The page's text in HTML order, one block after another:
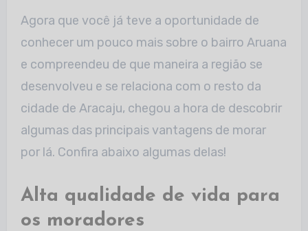
Agora que você já teve a oportunidade de
conhecer um pouco mais sobre o bairro Aruana
e compreendeu de que maneira a região se
desenvolveu e se relaciona com o resto da
cidade de Aracaju, chegou a hora de descobrir
algumas das principais vantagens de morar
por lá. Confira abaixo algumas delas!
Alta qualidade de vida para
os moradores